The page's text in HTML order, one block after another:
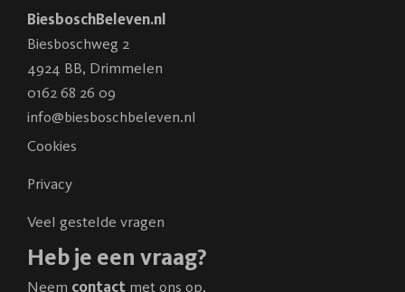
BiesboschBeleven.nl
Biesboschweg 2
4924 BB, Drimmelen
0162 68 26 09
info@biesboschbeleven.nl
Cookies
Privacy
Veel gestelde vragen
Heb je een vraag?
Neem contact met ons op.